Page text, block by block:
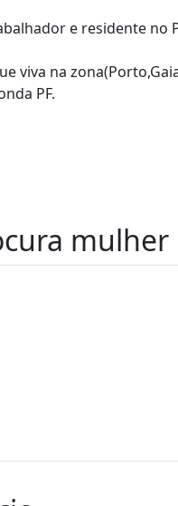
e residente no
viva na
PF.